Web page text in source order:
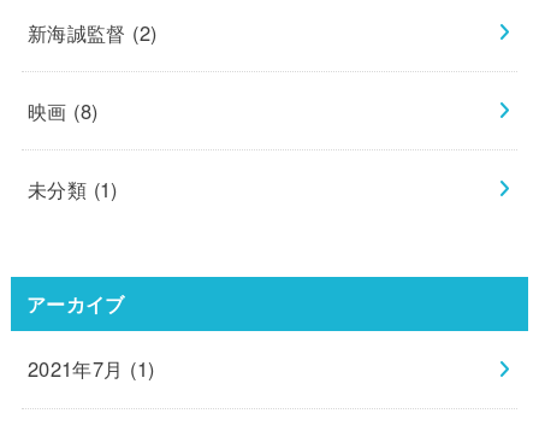
新海誠監督 (2)
映画 (8)
未分類 (1)
アーカイブ
2021年7月 (1)